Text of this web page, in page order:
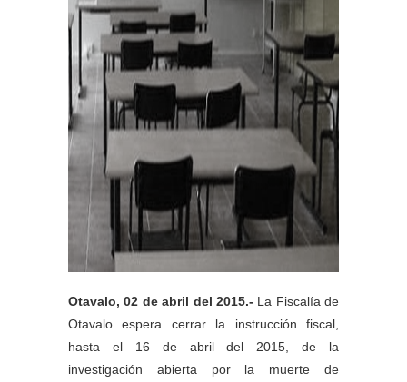
Otavalo, 02 de abril del 2015.- La Fiscalía de
Otavalo espera cerrar la instrucción fiscal,
hasta el 16 de abril del 2015, de la
investigación abierta por la muerte de